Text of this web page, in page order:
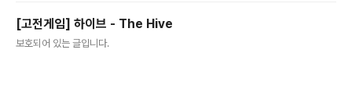
[고전게임] 하이브 - The Hive
보호되어 있는 글입니다.